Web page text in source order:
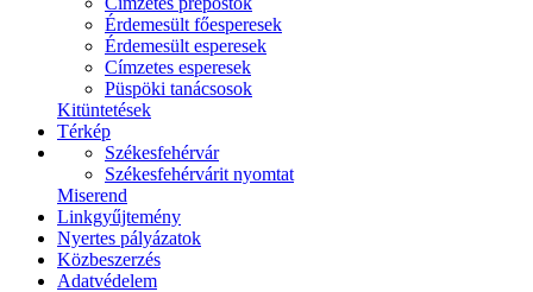
Érdemesült főesperesek
Érdemesült esperesek
Címzetes esperesek
Püspöki tanácsosok
Kitüntetések
Térkép
Székesfehérvár
Székesfehérvárit nyomtat
Miserend
Linkgyűjtemény
Nyertes pályázatok
Közbeszerzés
Adatvédelem